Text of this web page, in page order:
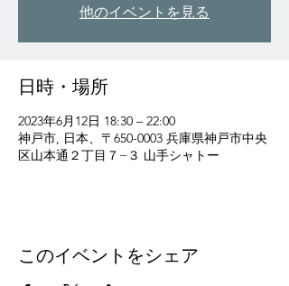
他のイベントを見る
日時・場所
2023年6月12日 18:30 – 22:00
神戸市, 日本、〒650-0003 兵庫県神戸市中央
区山本通２丁目７−３ 山手シャトー
このイベントをシェア